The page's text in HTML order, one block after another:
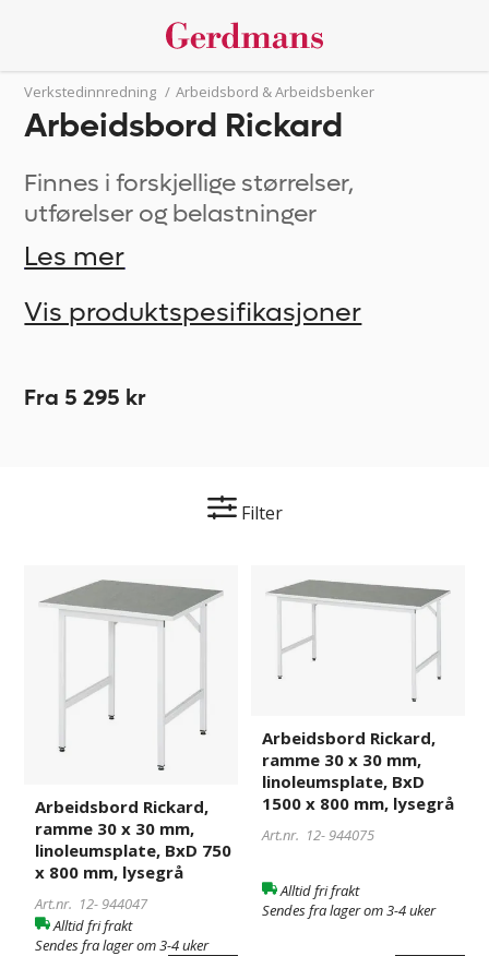
Verkstedinnredning / Arbeidsbord & Arbeidsbenker
Arbeidsbord Rickard
Finnes i forskjellige størrelser,
utførelser og belastninger
Les mer
Vis produktspesifikasjoner
Fra 5 295 kr
Filter
Arbeidsbord
Rickard,
ramme
linoleumsplate,
800
mm,
Arbeidsbord Rickard,
ramme 30 x 30 mm,
linoleumsplate, BxD 750
x 800 mm, lysegrå
Art.nr. 12-944047
Alltid fri frakt
Sendes fra lager om 3-4 uker
Arbeidsbord
Rickard,
linoleumsplate,
BxD
1500
800
lysegrå
944075
Arbeidsbord Rickard,
ramme 30 x 30 mm,
linoleumsplate, BxD
1500 x 800 mm, lysegrå
Art.nr. 12- 944075
Alltid fri frakt
Sendes fra lager om 3-4 uker